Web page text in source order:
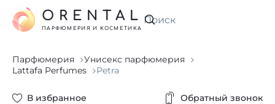
Искать
ORENTAL
ПАРФЮМЕРИЯ И КОСМЕТИКА
Парфюмерия
Унисекс парфюмерия
Lattafa Perfumes
Petra
В избранное Обратный звонок